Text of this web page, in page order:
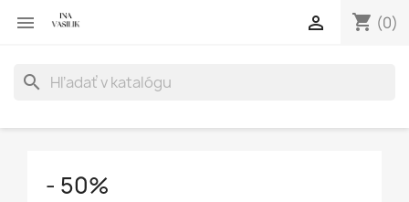
 shopping_cart (0)

search
- 50%